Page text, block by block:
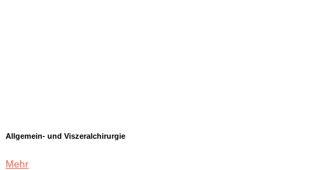
Allgemein- und Viszeralchirurgie
Mehr